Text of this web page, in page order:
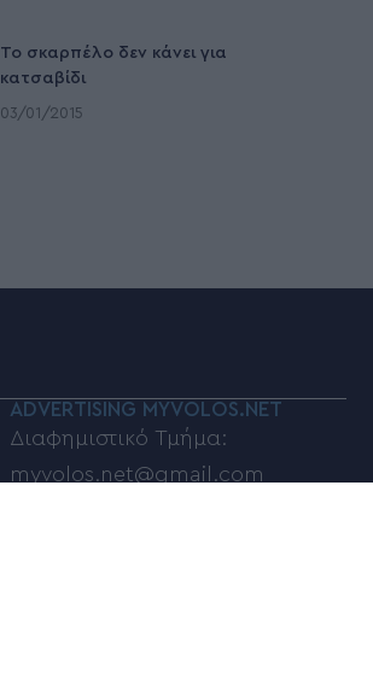
To σκαρπέλο δεν κάνει για
κατσαβίδι
03/01/2015
ADVERTISING MYVOLOS.NET
Διαφημιστικό Τμήμα:
myvolos.net@gmail.com